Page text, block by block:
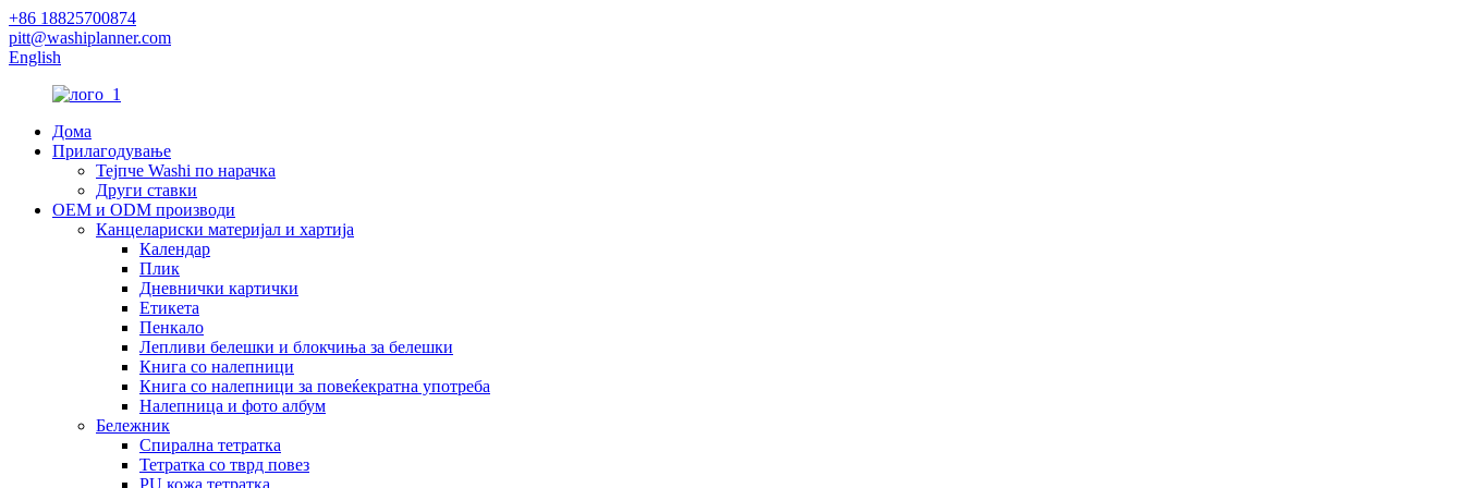
+86 18825700874
pitt@washiplanner.com
English
Дома
Прилагодување
Тејпче Washi по нарачка
Други ставки
OEM и ODM производи
Канцелариски материјал и хартија
Календар
Плик
Дневнички картички
Етикета
Пенкало
Лепливи белешки и блокчиња за белешки
Книга со налепници
Книга со налепници за повеќекратна употреба
Налепница и фото албум
Бележник
Спирална тетратка
Тетратка со тврд повез
PU кожа тетратка